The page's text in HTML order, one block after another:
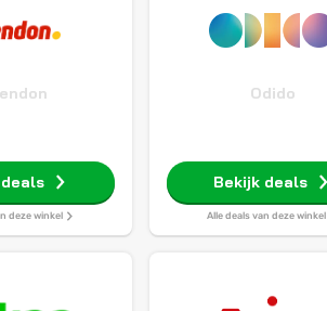
deze winkel
Odido
Bekijk deals
Alle deals van deze winkel